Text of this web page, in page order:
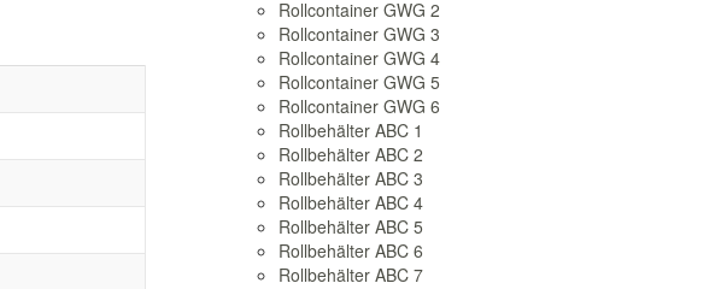
Rollcontainer GWG 2
Rollcontainer GWG 3
Rollcontainer GWG 4
Rollcontainer GWG 5
Rollcontainer GWG 6
Rollbehälter ABC 1
Rollbehälter ABC 2
Rollbehälter ABC 3
Rollbehälter ABC 4
Rollbehälter ABC 5
Rollbehälter ABC 6
Rollbehälter ABC 7